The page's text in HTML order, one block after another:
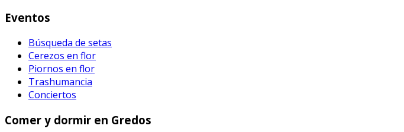
Eventos
Búsqueda de setas
Cerezos en flor
Piornos en flor
Trashumancia
Conciertos
Comer y dormir en Gredos